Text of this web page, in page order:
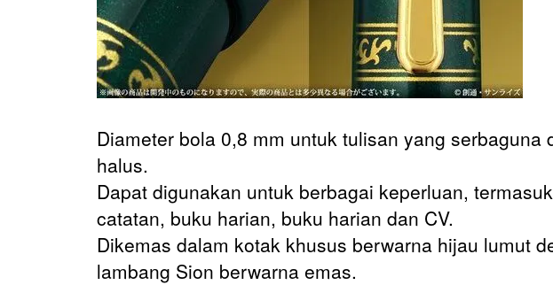
Diameter bola 0,8 mm untuk tulisan yang serbaguna
halus.
Dapat digunakan untuk berbagai keperluan,
catatan, buku harian, buku harian dan CV.
Dikemas dalam kotak khusus berwarna hijau lumut
lambang Sion berwarna emas.